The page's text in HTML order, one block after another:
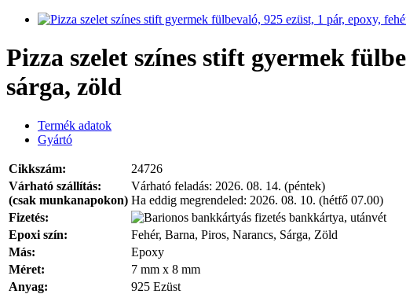
Pizza szelet színes stift gyermek
sárga, zöld
Termék adatok
Gyártó
Cikkszám:
24726
Várható szállítás:
(csak munkanapokon)
Várható feladás: 2026. 08. 14. (péntek)
Ha eddig megrendeled: 2026. 08. 10. (hétfő 07.00)
Fizetés:
bankkártya, utánvét
Epoxi szín:
Fehér, Barna, Piros, Narancs, Sárga, Zöld
Más:
Epoxy
Méret:
7 mm x 8 mm
Anyag:
925 Ezüst